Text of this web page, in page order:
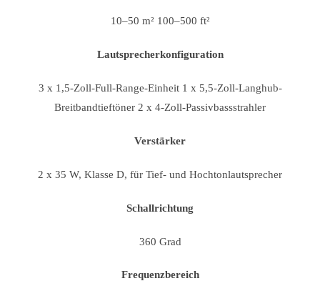
10–50 m² 100–500 ft²
Lautsprecherkonfiguration
3 x 1,5-Zoll-Full-Range-Einheit 1 x 5,5-Zoll-Langhub-
Breitbandtieftöner 2 x 4-Zoll-Passivbassstrahler
Verstärker
2 x 35 W, Klasse D, für Tief- und Hochtonlautsprecher
Schallrichtung
360 Grad
Frequenzbereich